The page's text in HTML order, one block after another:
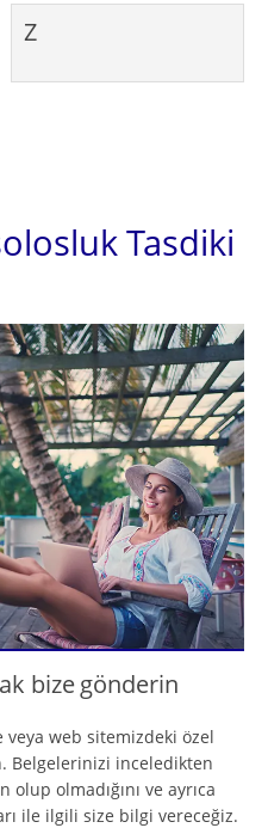
Z
Tasdiki
bize gönderin
web sitemizdeki özel
Belgelerinizi inceledikten
olmadığını ve ayrıca
ile ilgili size bilgi vereceğiz.